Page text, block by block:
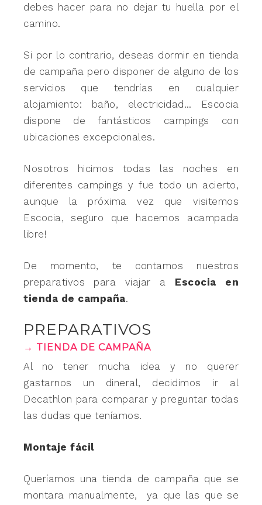
debes hacer para no dejar tu huella por el
camino.
Si por lo contrario, deseas dormir en tienda
de campaña pero disponer de alguno de los
servicios que tendrías en cualquier
alojamiento: baño, electricidad… Escocia
dispone de fantásticos campings con
ubicaciones excepcionales.
Nosotros hicimos todas las noches en
diferentes campings y fue todo un acierto,
aunque la próxima vez que visitemos
Escocia, seguro que hacemos acampada
libre!
De momento, te contamos nuestros
preparativos para viajar a Escocia en
tienda de campaña.
PREPARATIVOS
→ TIENDA DE CAMPAÑA
Al no tener mucha idea y no querer
gastarnos un dineral, decidimos ir al
Decathlon para comparar y preguntar todas
las dudas que teníamos.
Montaje fácil
Queríamos una tienda de campaña que se
montara manualmente, ya que las que se